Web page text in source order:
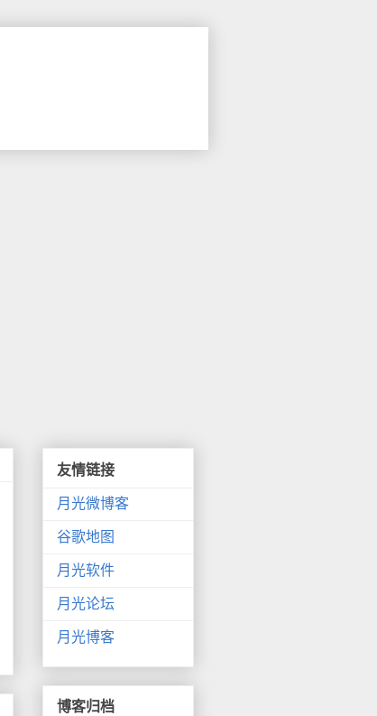
友情链接
月光微博客
谷歌地图
月光软件
月光论坛
月光博客
博客归档